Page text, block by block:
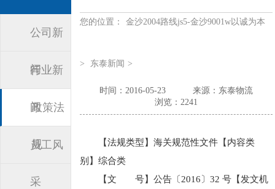
公司新
闻
行业新
闻
政策法
规
员工风
采
您的位置： 金沙2004路线js5-金沙9001w以诚为本
> 东泰新闻 >
时间：2016-05-23
来源：东泰物流
浏览：2241
【法规类型】海关规范性文件【内容类
别】综合类
【文 号】公告〔2016〕32 号【发文机